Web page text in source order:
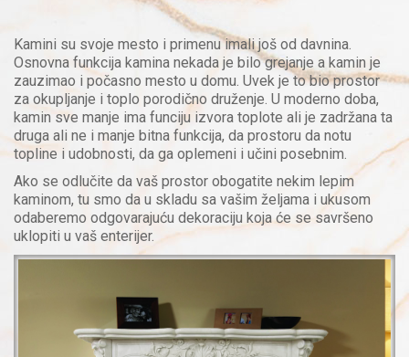
Kamini su svoje mesto i primenu imali još od davnina.
Osnovna funkcija kamina nekada je bilo grejanje a kamin je
zauzimao i počasno mesto u domu. Uvek je to bio prostor
za okupljanje i toplo porodično druženje. U moderno doba,
kamin sve manje ima funciju izvora toplote ali je zadržana ta
druga ali ne i manje bitna funkcija, da prostoru da notu
topline i udobnosti, da ga oplemeni i učini posebnim.
Ako se odlučite da vaš prostor obogatite nekim lepim
kaminom, tu smo da u skladu sa vašim željama i ukusom
odaberemo odgovarajuću dekoraciju koja će se savršeno
uklopiti u vaš enterijer.